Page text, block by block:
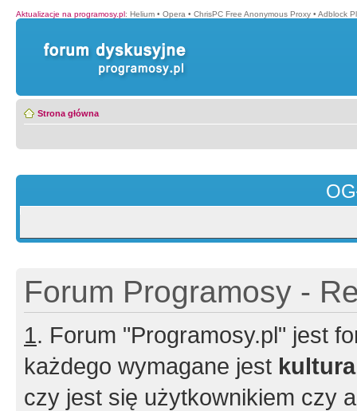
Aktualizacje na programosy.pl: Helium • Opera • ChrisPC Free Anonymous Proxy • Adblock
Strona główna
Forum Programosy -
1. Forum "Programosy.pl" jest
każdego wymagane jest
czy jest się użytkownikiem czy